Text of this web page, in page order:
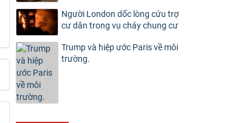
Người London dốc lòng cứu trợ
cư dân trong vụ cháy chung cư
Trump và hiệp ước Paris về môi
trường.